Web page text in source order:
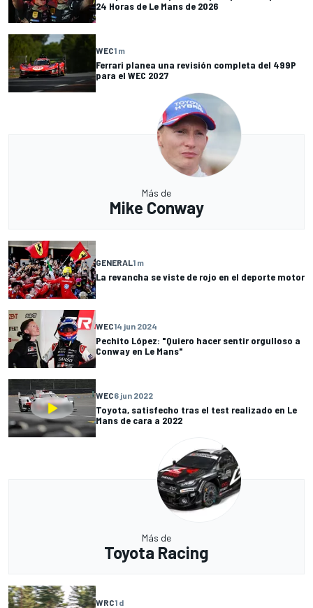
24 Horas de Le Mans de 2026
WEC1 m
Ferrari planea una revisión completa del 499P
para el WEC 2027
Más de
Mike Conway
GENERAL 1 m
La revancha se viste de rojo en el deporte motor
WEC14 jun 2024
Pechito López: "Quiero hacer sentir orgulloso a
Conway en Le Mans"
WEC6 jun 2022
Toyota, satisfecho tras el test realizado en Le
Mans de cara a 2022
Más de
Toyota Racing
WRC1 d